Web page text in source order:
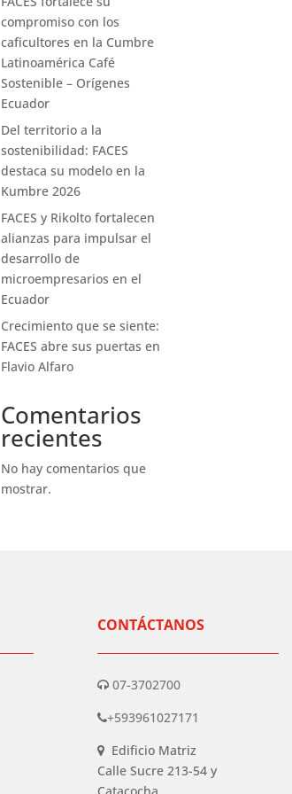
compromiso con los
caficultores en la Cumbre
Latinoamérica Café
Sostenible – Orígenes
Ecuador
Del territorio a la
sostenibilidad: FACES
destaca su modelo en la
Kumbre 2026
FACES y Rikolto fortalecen
alianzas para impulsar el
desarrollo de
microempresarios en el
Ecuador
Crecimiento que se siente:
FACES abre sus puertas en
Flavio Alfaro
Comentarios
recientes
No hay comentarios que
mostrar.
CONTÁCTANOS
07-3702700
+593961027171
Edificio Matriz
Calle Sucre 213-54 y